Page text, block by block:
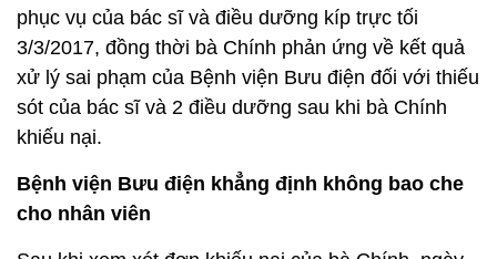
phục vụ của bác sĩ và điều dưỡng kíp trực tối
3/3/2017, đồng thời bà Chính phản ứng về kết quả
xử lý sai phạm của Bệnh viện Bưu điện đối với thiếu
sót của bác sĩ và 2 điều dưỡng sau khi bà Chính
khiếu nại.
Bệnh viện Bưu điện khẳng định không bao che
cho nhân viên